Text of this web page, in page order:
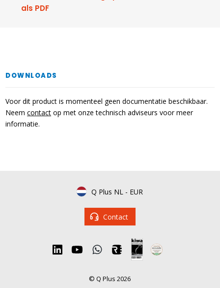
als PDF
DOWNLOADS
Voor dit product is momenteel geen documentatie beschikbaar.
Neemcontact op met onze technisch adviseurs voor meer
informatie.
Q Plus NL - EUR
Contact
© Q Plus 2026